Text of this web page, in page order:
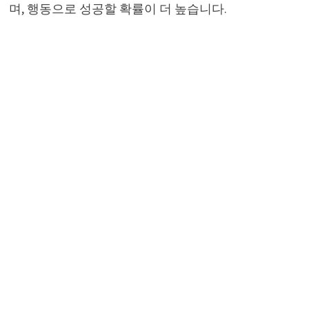
며, 행동으로 성공할 확률이 더 높습니다.